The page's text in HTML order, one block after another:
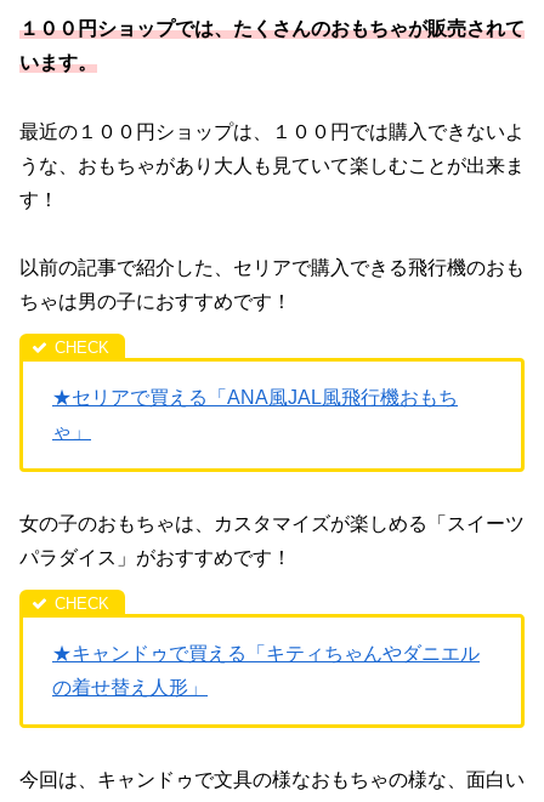
１００円ショップでは、たくさんのおもちゃが販売されて
います。
最近の１００円ショップは、１００円では購入できないよ
うな、おもちゃがあり大人も見ていて楽しむことが出来ま
す！
以前の記事で紹介した、セリアで購入できる飛行機のおも
ちゃは男の子におすすめです！
★セリアで買える「ANA風JAL風飛行機おもち
ゃ」
女の子のおもちゃは、カスタマイズが楽しめる「スイーツ
パラダイス」がおすすめです！
★キャンドゥで買える「キティちゃんやダニエル
の着せ替え人形」
今回は、キャンドゥで文具の様なおもちゃの様な、面白い